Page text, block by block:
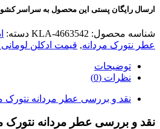
ارسال رایگان پستی این محصول به سراسر
شناسه محصول: KLA-4663542 دسته:
عطر نتورک مردانه, قیمت ادکلن
توضیحات
نظرات (0)
نقد و بررسی عطر مردانه نتورک
نقد و بررسی عطر مردانه نتورک